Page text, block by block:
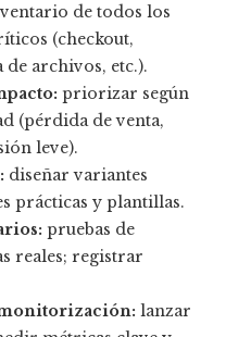
de todos los
(checkout,
de archivos, etc.).
priorizar según
(pérdida de venta,
leve).
diseñar variantes
prácticas y plantillas.
pruebas de
reales; registrar
lanzar